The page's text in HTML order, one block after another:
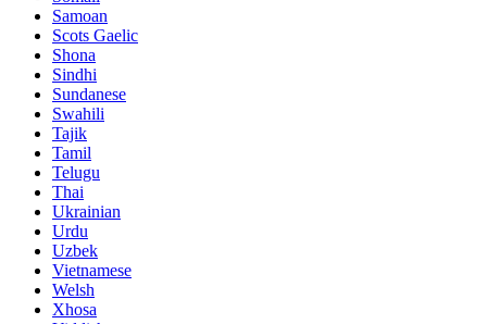
Samoan
Scots Gaelic
Shona
Sindhi
Sundanese
Swahili
Tajik
Tamil
Telugu
Thai
Ukrainian
Urdu
Uzbek
Vietnamese
Welsh
Xhosa